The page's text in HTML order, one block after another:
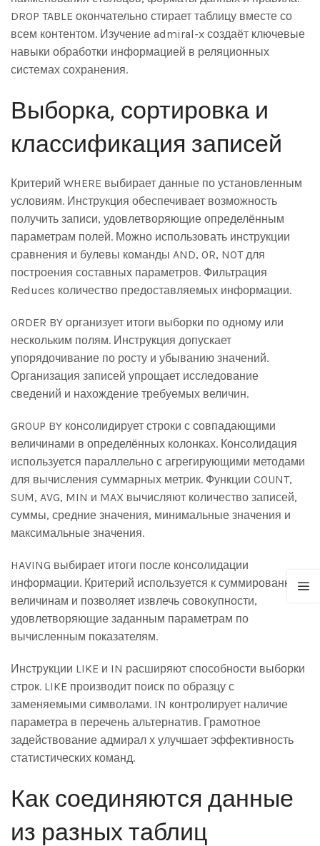
DROP TABLE окончательно стирает таблицу вместе со
всем контентом. Изучение admiral-x создаёт ключевые
навыки обработки информацией в реляционных
системах сохранения.
Выборка, сортировка и
классификация записей
Критерий WHERE выбирает данные по установленным
условиям. Инструкция обеспечивает возможность
получить записи, удовлетворяющие определённым
параметрам полей. Можно использовать инструкции
сравнения и булевы команды AND, OR, NOT для
построения составных параметров. Фильтрация
Reduces количество предоставляемых информации.
ORDER BY организует итоги выборки по одному или
нескольким полям. Инструкция допускает
упорядочивание по росту и убыванию значений.
Организация записей упрощает исследование
сведений и нахождение требуемых величин.
GROUP BY консолидирует строки с совпадающими
величинами в определённых колонках. Консолидация
используется параллельно с агрегирующими методами
для вычисления суммарных метрик. Функции COUNT,
SUM, AVG, MIN и MAX вычисляют количество записей,
суммы, средние значения, минимальные значения и
максимальные значения.
HAVING выбирает итоги после консолидации
информации. Критерий используется к суммированным
величинам и позволяет извлечь совокупности,
удовлетворяющие заданным параметрам по
вычисленным показателям.
Инструкции LIKE и IN расширяют способности выборки
строк. LIKE производит поиск по образцу с
заменяемыми символами. IN контролирует наличие
параметра в перечень альтернатив. Грамотное
задействование адмирал х улучшает эффективность
статистических команд.
Как соединяются данные
из разных таблиц